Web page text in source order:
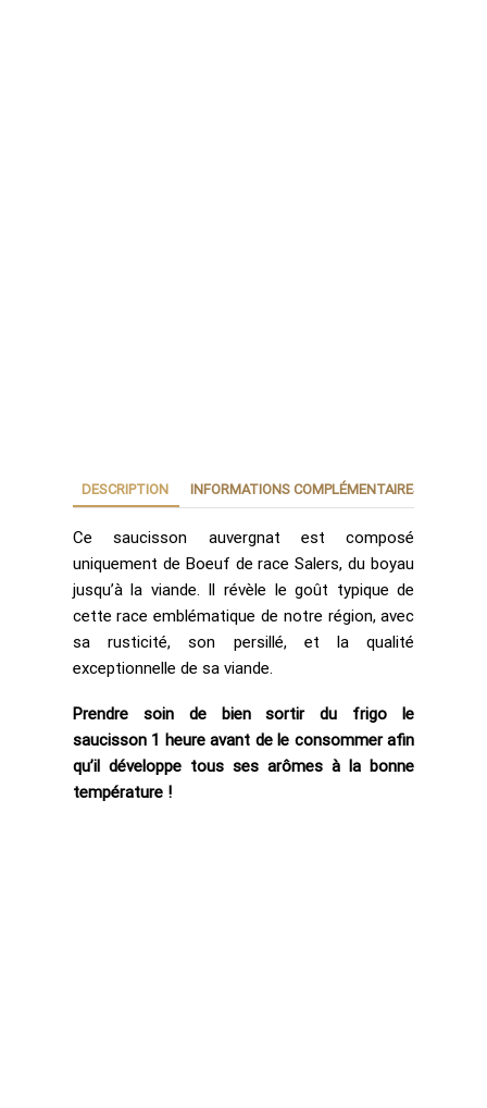
DESCRIPTION INFORMATIONS COMPLÉMENTAIRES
Ce saucisson auvergnat est composé
uniquement de Boeuf de race Salers, du boyau
jusqu’à la viande. Il révèle le goût typique de
cette race emblématique de notre région, avec
sa rusticité, son persillé, et la qualité
exceptionnelle de sa viande.
Prendre soin de bien sortir du frigo le
saucisson 1 heure avant de le consommer afin
qu’il développe tous ses arômes à la bonne
température !